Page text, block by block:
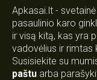
Apkasai.lt -
pasaulinio karo
ir visą kitą, kas yra
vadovėlius ir rimtas
Susisiekite su
paštu arba